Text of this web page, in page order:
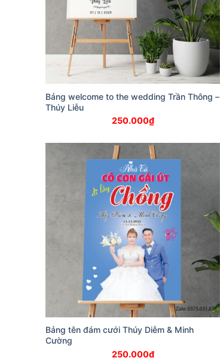
Bảng welcome to the wedding Trần Thông –
Thúy Liễu
250.000₫
Bảng tên đám cưới Thúy Diễm & Minh
Cường
250.000₫